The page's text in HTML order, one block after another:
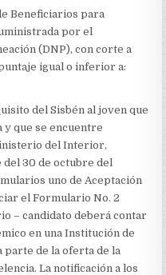
Beneficiarios para
por el
(DNP), con corte a
igual o inferior a:
del Sisbén al joven que
y que se encuentre
del Interior,
30 de octubre del
uno de Aceptación
el Formulario No. 2
– candidato deberá contar
en una Institución de
parte de la oferta de la
La notificación a los